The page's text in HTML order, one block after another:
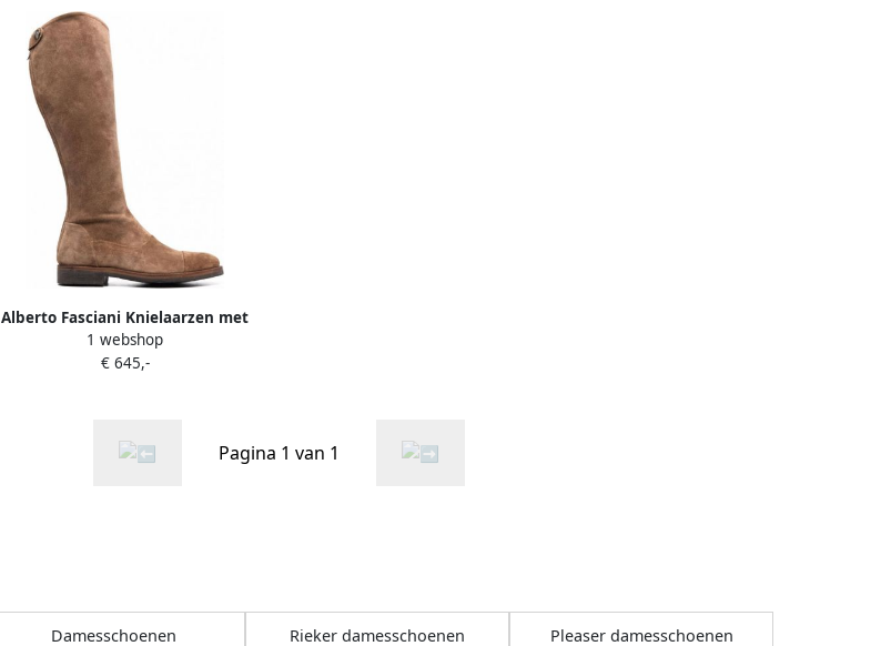
Alberto Fasciani Knielaarzen met
rits Beige
1 webshop
€ 645,-
Pagina 1 van 1
Damesschoenen Rieker damesschoenen Pleaser damesschoenen